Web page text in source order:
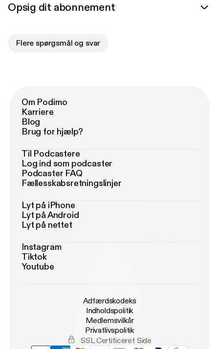
Opsig dit abonnement
Flere spørgsmål og svar
Om Podimo
Karriere
Blog
Brug for hjælp?
Til Podcastere
Log ind som podcaster
Podcaster FAQ
Fællesskabsretningslinjer
Lyt på iPhone
Lyt på Android
Lyt på nettet
Instagram
Tiktok
Youtube
Adfærdskodeks
Indholdspolitik
Medlemsvilkår
Privatlivspolitik
SSL Certificeret Side